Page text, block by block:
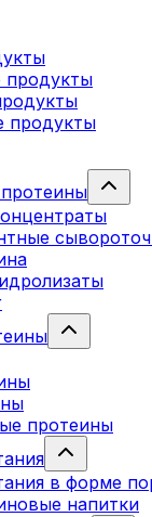
продукты
продукты
протеины
в форме
напитки